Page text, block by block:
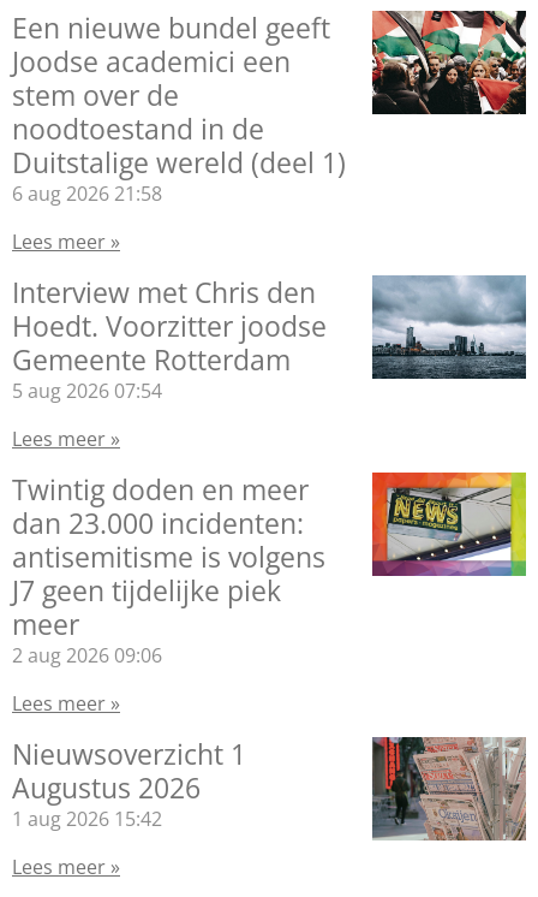
Een nieuwe bundel geeft
Joodse academici een
stem over de
noodtoestand in de
Duitstalige wereld (deel 1)
6 aug 2026 21:58
Lees meer »
Interview met Chris den
Hoedt. Voorzitter joodse
Gemeente Rotterdam
5 aug 2026 07:54
Lees meer »
Twintig doden en meer
dan 23.000 incidenten:
antisemitisme is volgens
J7 geen tijdelijke piek
meer
2 aug 2026 09:06
Lees meer »
Nieuwsoverzicht 1
Augustus 2026
1 aug 2026 15:42
Lees meer »